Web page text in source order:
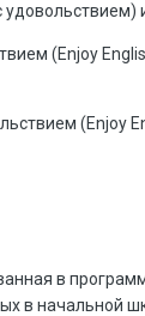
(Enjoy
(Enjoy
в
в начальной